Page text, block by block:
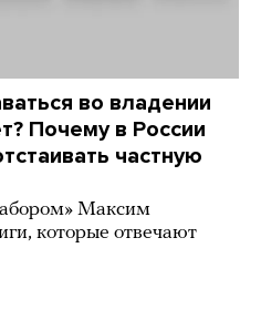
во владении
Почему в России
частную
Максим
которые отвечают